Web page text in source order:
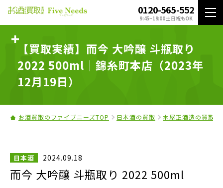
0120-565-552
9:45~19:00 土日祝もOK
【買取実績】而今 大吟醸 斗瓶取り
2022 500ml｜錦糸町本店（2023年
12月19日）
お酒買取のファイブニーズTOP 日本酒の買取 木屋正酒造の買取
日本酒 2024.09.18
而今 大吟醸 斗瓶取り 2022 500ml